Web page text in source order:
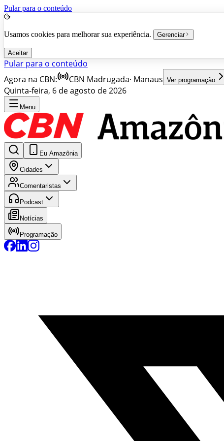
Pular para o conteúdo
Usamos cookies para melhorar sua experiência. Gerenciar
Aceitar
Pular para o conteúdo
Agora na CBN:
CBN Madrugada· Manaus Ver programação
Quinta-feira, 6 de agosto de 2026
Menu
Eu Amazônia
Cidades
Comentaristas
Podcast
Notícias
Programação